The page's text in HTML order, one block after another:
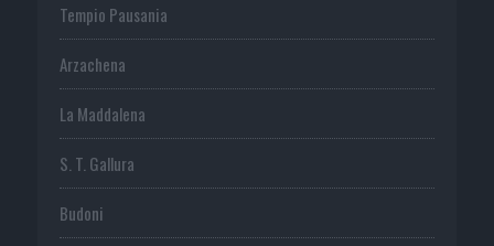
Tempio Pausania
Arzachena
La Maddalena
S. T. Gallura
Budoni